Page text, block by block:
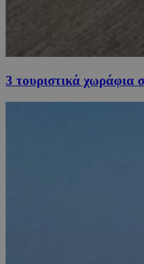
3 τουριστικά χωράφια